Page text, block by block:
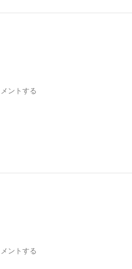
メントする
メントする